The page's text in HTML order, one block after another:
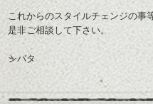
これからのスタイルチェンジの事
是非ご相談して下さい。
シバタ